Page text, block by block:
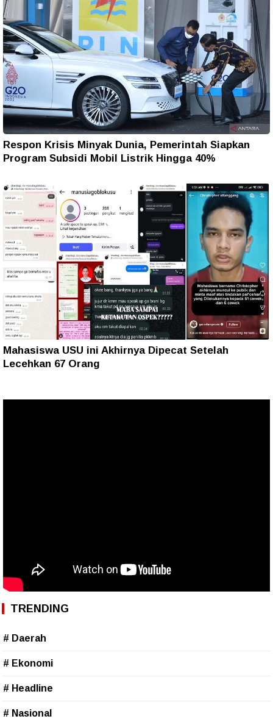
Respon Krisis Minyak Dunia, Pemerintah Siapkan
Program Subsidi Mobil Listrik Hingga 40%
Mahasiswa USU ini Akhirnya Dipecat Setelah
Lecehkan 67 Orang
TRENDING
# Daerah
# Ekonomi
# Headline
# Nasional